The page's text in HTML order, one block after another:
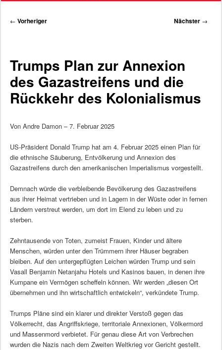
Beitragsnavigation
← Vorheriger Nächster →
Trumps Plan zur Annexion
des Gazastreifens und die
Rückkehr des Kolonialismus
Von Andre Damon – 7. Februar 2025
US-Präsident Donald Trump hat am 4. Februar 2025 einen Plan für
die ethnische Säuberung, Entvölkerung und Annexion des
Gazastreifens durch den amerikanischen Imperialismus vorgestellt.
Demnach würde die verbleibende Bevölkerung des Gazastreifens
aus ihrer Heimat vertrieben und in Lagern in der Wüste oder in fernen
Ländern verstreut werden, um dort im Elend zu leben und zu
sterben.
Zehntausende von Toten, zumeist Frauen, Kinder und ältere
Menschen, würden unter den Trümmern ihrer Häuser begraben
bleiben. Auf den untergepflügten Leichen würden Trump und sein
Vasall Benjamin Netanjahu Hotels und Kasinos bauen, in denen ihre
Kumpane ein Vermögen scheffeln können. Wir werden „diesen Ort
übernehmen und ihn wirtschaftlich entwickeln“, verkündete Trump.
Trumps Pläne sind ein klarer und direkter Verstoß gegen das
Völkerrecht, das Angriffskriege, territoriale Annexionen, Völkermord
und Massenmord verbietet. Für genau diese Art von Verbrechen
wurden die Nazis nach dem Zweiten Weltkrieg vor Gericht gestellt.